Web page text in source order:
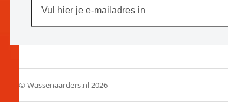
hier
je
in
© Wassenaarders.nl 2026